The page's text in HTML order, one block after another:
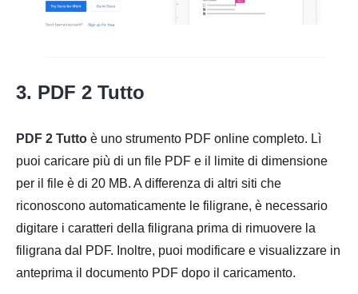
3. PDF 2 Tutto
PDF 2 Tutto è uno strumento PDF online completo. Lì
puoi caricare più di un file PDF e il limite di dimensione
per il file è di 20 MB. A differenza di altri siti che
riconoscono automaticamente le filigrane, è necessario
digitare i caratteri della filigrana prima di rimuovere la
filigrana dal PDF. Inoltre, puoi modificare e visualizzare in
anteprima il documento PDF dopo il caricamento.